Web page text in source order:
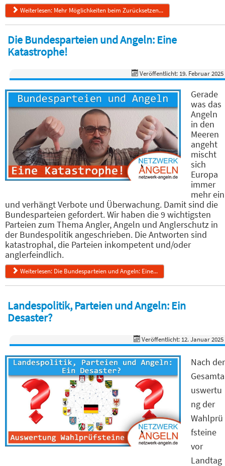
Weiterlesen: Mehr Möglichkeiten beim Zurücksetzen...
Die Bundesparteien und Angeln: Eine
Katastrophe!
Veröffentlicht: 19. Februar 2025
Gerade
was das
Angeln
in den
Meeren
angeht
mischt
sich
Europa
immer
mehr ein
und verhängt Verbote und Überwachung. Damit sind die
Bundesparteien gefordert. Wir haben die 9 wichtigsten
Parteien zum Thema Angler, Angeln und Anglerschutz in
der Bundespolitik angeschrieben. Die Antworten sind
katastrophal, die Parteien inkompetent und/oder
anglerfeindlich.
Weiterlesen: Die Bundesparteien und Angeln: Eine...
Landespolitik, Parteien und Angeln: Ein
Desaster?
Veröffentlicht: 12. Januar 2025
Nach der
Gesamta
uswertu
ng der
Wahlprü
fsteine
vor
Landtag